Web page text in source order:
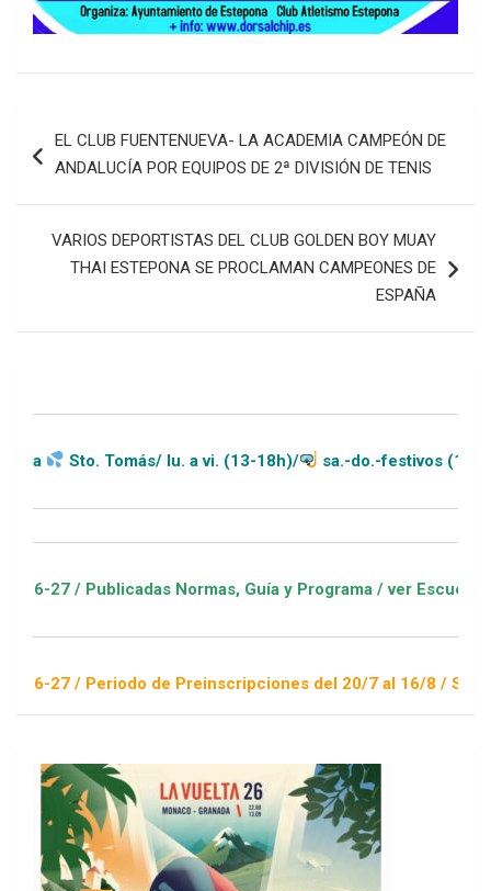
de
EL CLUB FUENTENUEVA- LA ACADEMIA CAMPEÓN DE
ANDALUCÍA POR EQUIPOS DE 2ª DIVISIÓN DE TENIS
VARIOS DEPORTISTAS DEL CLUB GOLDEN BOY MUAY
THAI ESTEPONA SE PROCLAMAN CAMPEONES DE
ESPAÑA
lu. a vi. (13-18h)/ sa.-do.-festivos (11-20h)
Normas, Guía y Programa / ver Escuelas Deportivas
de Preinscripciones del 20/7 al 16/8 / Sorteo 1 de